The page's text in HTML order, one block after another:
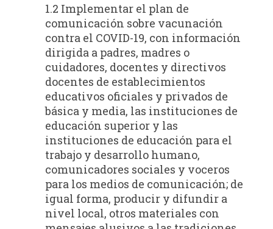
1.2 Implementar el plan de
comunicación sobre vacunación
contra el COVID-19, con información
dirigida a padres, madres o
cuidadores, docentes y directivos
docentes de establecimientos
educativos oficiales y privados de
básica y media, las instituciones de
educación superior y las
instituciones de educación para el
trabajo y desarrollo humano,
comunicadores sociales y voceros
para los medios de comunicación; de
igual forma, producir y difundir a
nivel local, otros materiales con